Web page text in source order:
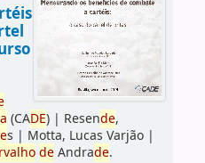
(CADE)| Resende,
s | Motta, Lucas Varjão|
deAndrade.